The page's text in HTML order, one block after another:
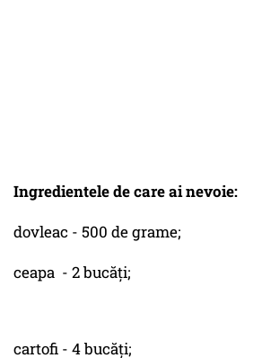
Ingredientele de care ai nevoie:
dovleac - 500 de grame;
ceapa - 2 bucăți;
cartofi - 4 bucăți;